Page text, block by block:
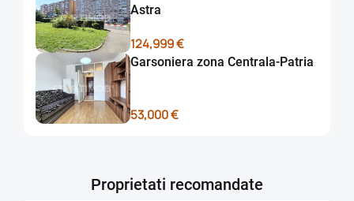
Astra
124,999 €
Garsoniera zona Centrala-Patria
53,000 €
Proprietati recomandate